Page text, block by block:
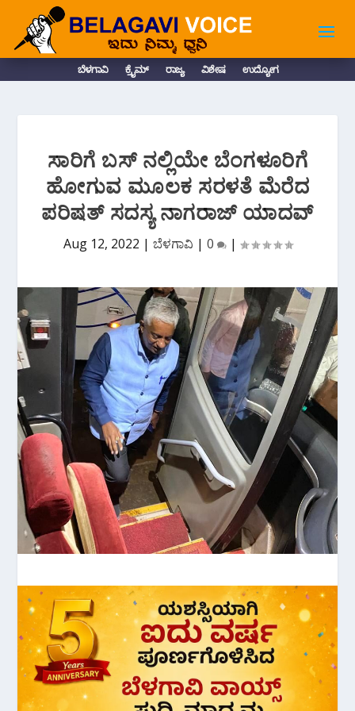
ಬೆಳಗಾವಿ ಕ್ರೈಮ್ ರಾಜ್ಯ ವಿಶೇಷ ಉದ್ಯೋಗ
ಸಾರಿಗೆ ಬಸ್ ನಲ್ಲಿಯೇ ಬೆಂಗಳೂರಿಗೆ
ಹೋಗುವ ಮೂಲಕ ಸರಳತೆ ಮೆರೆದ
ಪರಿಷತ್ ಸದಸ್ಯ ನಾಗರಾಜ್ ಯಾದವ್
Aug 12, 2022 | ಬೆಳಗಾವಿ | 0 |